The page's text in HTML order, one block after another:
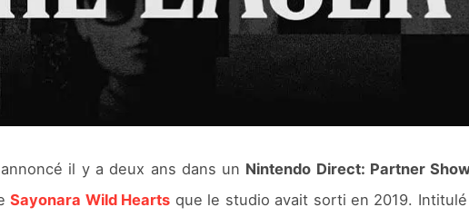
il y a deux ans dans un Nintendo Direct: Partner
Sayonara Wild Hearts que le studio avait sorti en 2019. Intitulé